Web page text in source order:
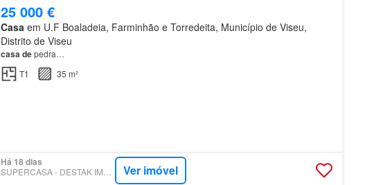
25 000 €
Casa em U.F Boaladeia, Farminhão e Torredeita, Município de Viseu,
Distrito de Viseu
casadepedra…
T1
35 m²
Há 18 dias
Ver imóvel